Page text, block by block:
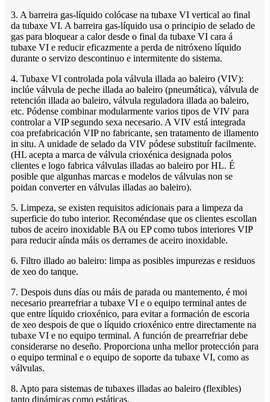
3. A barreira gas-líquido colócase na tubaxe VI vertical ao final
da tubaxe VI. A barreira gas-líquido usa o principio de selado de
gas para bloquear a calor desde o final da tubaxe VI cara á
tubaxe VI e reducir eficazmente a perda de nitróxeno líquido
durante o servizo descontinuo e intermitente do sistema.
4. Tubaxe VI controlada pola válvula illada ao baleiro (VIV):
inclúe válvula de peche illada ao baleiro (pneumática), válvula de
retención illada ao baleiro, válvula reguladora illada ao baleiro,
etc. Pódense combinar modularmente varios tipos de VIV para
controlar a VIP segundo sexa necesario. A VIV está integrada
coa prefabricación VIP no fabricante, sen tratamento de illamento
in situ. A unidade de selado da VIV pódese substituír facilmente.
(HL acepta a marca de válvula crioxénica designada polos
clientes e logo fabrica válvulas illadas ao baleiro por HL. É
posible que algunhas marcas e modelos de válvulas non se
poidan converter en válvulas illadas ao baleiro).
5. Limpeza, se existen requisitos adicionais para a limpeza da
superficie do tubo interior. Recoméndase que os clientes escollan
tubos de aceiro inoxidable BA ou EP como tubos interiores VIP
para reducir aínda máis os derrames de aceiro inoxidable.
6. Filtro illado ao baleiro: limpa as posibles impurezas e residuos
de xeo do tanque.
7. Despois duns días ou máis de parada ou mantemento, é moi
necesario prearrefriar a tubaxe VI e o equipo terminal antes de
que entre líquido crioxénico, para evitar a formación de escoria
de xeo despois de que o líquido crioxénico entre directamente na
tubaxe VI e no equipo terminal. A función de prearrefriar debe
considerarse no deseño. Proporciona unha mellor protección para
o equipo terminal e o equipo de soporte da tubaxe VI, como as
válvulas.
8. Apto para sistemas de tubaxes illadas ao baleiro (flexibles)
tanto dinámicas como estáticas.